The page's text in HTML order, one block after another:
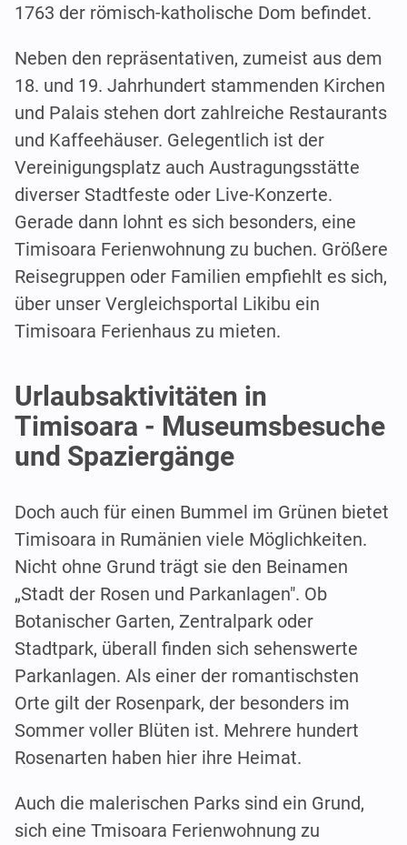
1763 der römisch-katholische Dom befindet.
Neben den repräsentativen, zumeist aus dem
18. und 19. Jahrhundert stammenden Kirchen
und Palais stehen dort zahlreiche Restaurants
und Kaffeehäuser. Gelegentlich ist der
Vereinigungsplatz auch Austragungsstätte
diverser Stadtfeste oder Live-Konzerte.
Gerade dann lohnt es sich besonders, eine
Timisoara Ferienwohnung zu buchen. Größere
Reisegruppen oder Familien empfiehlt es sich,
über unser Vergleichsportal Likibu ein
Timisoara Ferienhaus zu mieten.
Urlaubsaktivitäten in
Timisoara - Museumsbesuche
und Spaziergänge
Doch auch für einen Bummel im Grünen bietet
Timisoara in Rumänien viele Möglichkeiten.
Nicht ohne Grund trägt sie den Beinamen
„Stadt der Rosen und Parkanlagen". Ob
Botanischer Garten, Zentralpark oder
Stadtpark, überall finden sich sehenswerte
Parkanlagen. Als einer der romantischsten
Orte gilt der Rosenpark, der besonders im
Sommer voller Blüten ist. Mehrere hundert
Rosenarten haben hier ihre Heimat.
Auch die malerischen Parks sind ein Grund,
sich eine Tmisoara Ferienwohnung zu